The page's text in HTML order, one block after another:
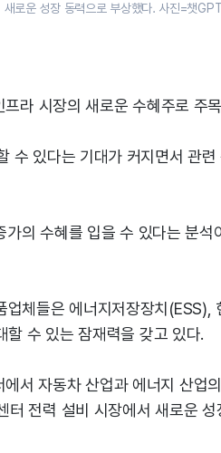
로운 성장 동력으로 부상했다. 사진=챗GPT
라 시장의 새로운 수혜주로 주
수 있다는 기대가 커지면서 관련
의 수혜를 입을 수 있다는 분석
체들은 에너지저장장치(ESS),
수 있는 잠재력을 갖고 있다.
서 자동차 산업과 에너지 산업
터 전력 설비 시장에서 새로운